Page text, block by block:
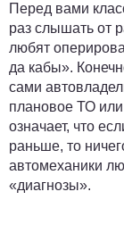
Перед вами
раз слышать от
любят
да кабы».
сами
плановое ТО
означает, что
раньше, то
автомеханики
«диагнозы».